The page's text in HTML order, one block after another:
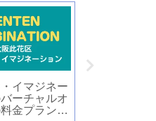
イマジネー
ーチャルオ
金プランと